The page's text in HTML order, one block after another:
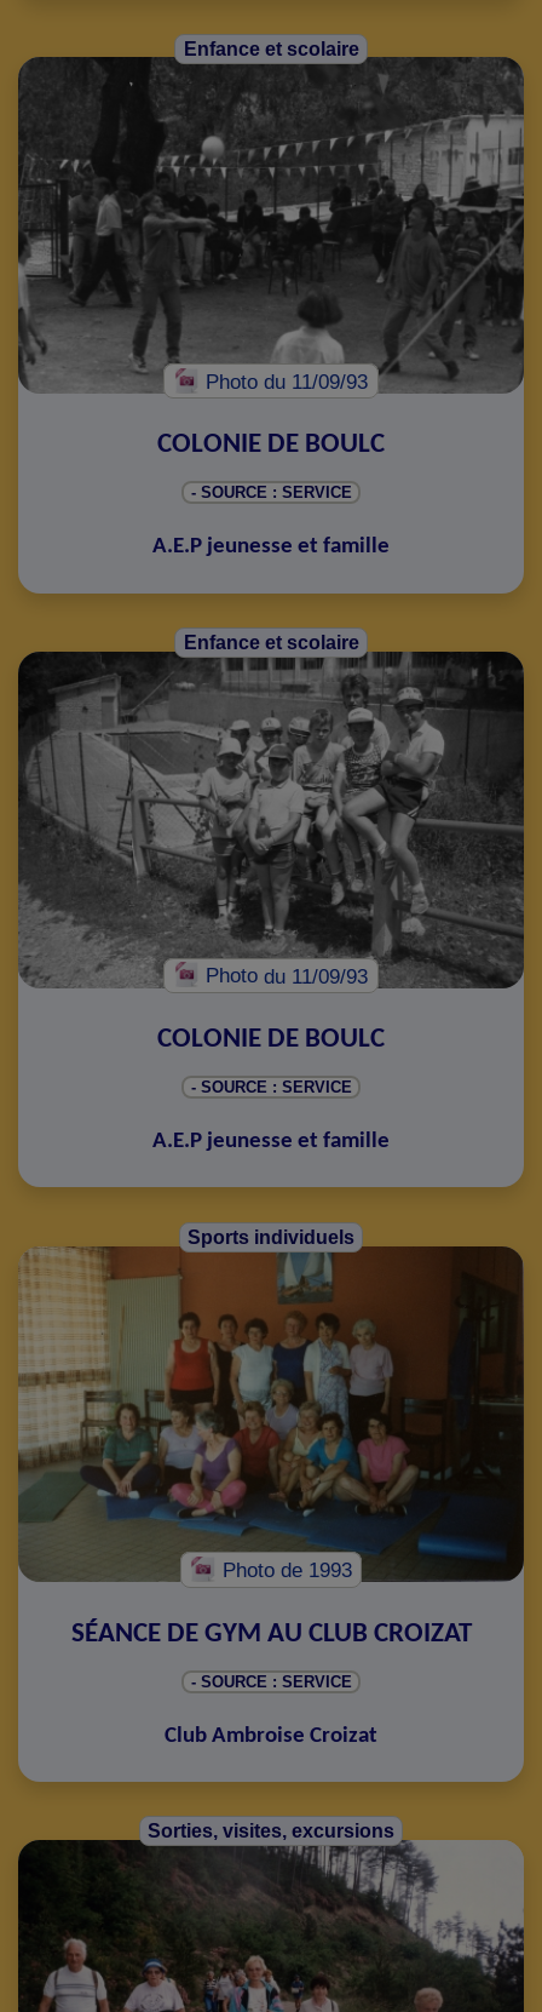
Enfance et scolaire
Photodu 11/09/93
COLONIE DE BOULC
- SOURCE : SERVICE
A.E.P jeunesse et famille
Enfance et scolaire
Photodu 11/09/93
COLONIE DE BOULC
- SOURCE : SERVICE
A.E.P jeunesse et famille
Sports individuels
Photo de 1993
SÉANCE DE GYM AU CLUB CROIZAT
- SOURCE : SERVICE
Club Ambroise Croizat
Sorties, visites, excursions